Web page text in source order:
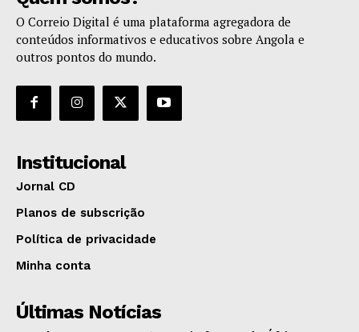
O Correio Digital é uma plataforma agregadora de
conteúdos informativos e educativos sobre Angola e
outros pontos do mundo.
Institucional
Jornal CD
Planos de subscrição
Política de privacidade
Minha conta
Últimas Notícias